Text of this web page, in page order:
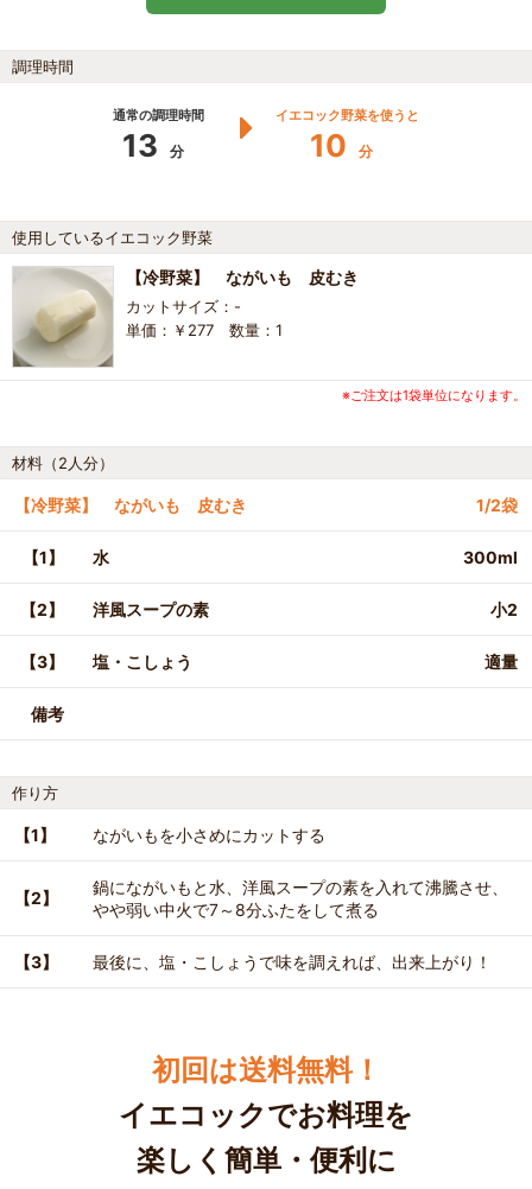
調理時間
通常の調理時間
13 分
イエコック野菜を使うと
10 分
使用しているイエコック野菜
【冷野菜】 ながいも 皮むき
カットサイズ：-
単価：￥277 数量：1
※ご注文は1袋単位になります。
材料（2人分）
【冷野菜】 ながいも 皮むき 1/2袋
【1】 水 300ml
【2】 洋風スープの素 小2
【3】 塩・こしょう 適量
備考
作り方
【1】 ながいもを小さめにカットする
【2】
鍋にながいもと水、洋風スープの素を入れて沸騰させ、
やや弱い中火で7～8分ふたをして煮る
【3】 最後に、塩・こしょうで味を調えれば、出来上がり！
初回は送料無料！
イエコックでお料理を
楽しく簡単・便利に